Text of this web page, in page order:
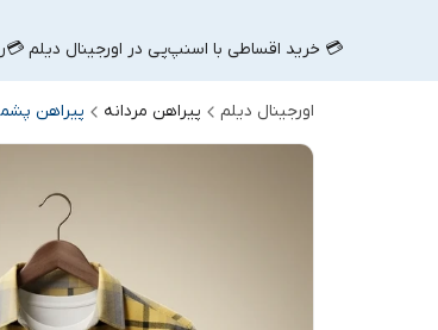
💳 خرید اقساطی با اسنپ‌پی در اورجینال دیلم 💳
اورجینال دیلم پیراهن مردانه پیراهن